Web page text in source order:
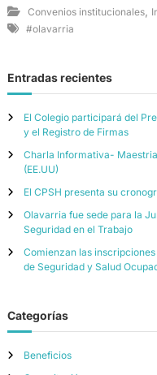
Convenios institucionales,
#olavarria
Entradas recientes
El Colegio participará del
y el Registro de Firmas
Charla Informativa-
(EE.UU)
El CPSH presenta su
Olavarria fue sede para la
Seguridad en el Trabajo
Comienzan las
de Seguridad y Salud
Categorías
Beneficios